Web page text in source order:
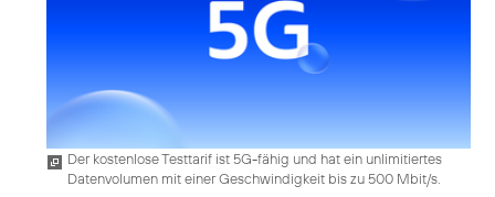
Der kostenlose Testtarif ist 5G-fähig und hat ein unlimitiertes
Datenvolumen mit einer Geschwindigkeit bis zu 500 Mbit/s.